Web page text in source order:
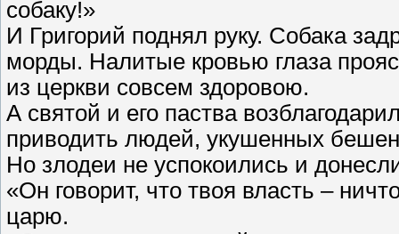
собаку!»
И Григорий поднял руку. Собака
морды. Налитые кровью глаза
из церкви совсем здоровою.
А святой и его паства
приводить людей, укушенных
Но злодеи не успокоились и
«Он говорит, что твоя власть –
царю.